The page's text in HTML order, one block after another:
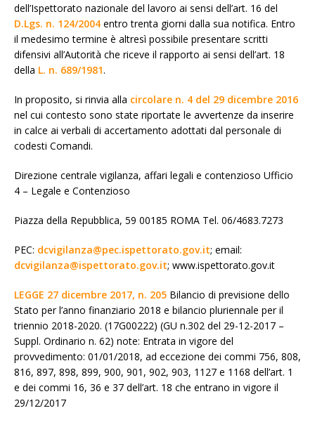
dell’Ispettorato nazionale del lavoro ai sensi dell’art. 16 del
D.Lgs. n. 124/2004 entro trenta giorni dalla sua notifica. Entro
il medesimo termine è altresì possibile presentare scritti
difensivi all’Autorità che riceve il rapporto ai sensi dell’art. 18
della L. n. 689/1981.
In proposito, si rinvia alla circolare n. 4 del 29 dicembre 2016
nel cui contesto sono state riportate le avvertenze da inserire
in calce ai verbali di accertamento adottati dal personale di
codesti Comandi.
Direzione centrale vigilanza, affari legali e contenzioso Ufficio
4 – Legale e Contenzioso
Piazza della Repubblica, 59 00185 ROMA Tel. 06/4683.7273
PEC: dcvigilanza@pec.ispettorato.gov.it; email:
dcvigilanza@ispettorato.gov.it; www.ispettorato.gov.it
LEGGE 27 dicembre 2017, n. 205 Bilancio di previsione dello
Stato per l’anno finanziario 2018 e bilancio pluriennale per il
triennio 2018-2020. (17G00222) (GU n.302 del 29-12-2017 –
Suppl. Ordinario n. 62) note: Entrata in vigore del
provvedimento: 01/01/2018, ad eccezione dei commi 756, 808,
816, 897, 898, 899, 900, 901, 902, 903, 1127 e 1168 dell’art. 1
e dei commi 16, 36 e 37 dell’art. 18 che entrano in vigore il
29/12/2017